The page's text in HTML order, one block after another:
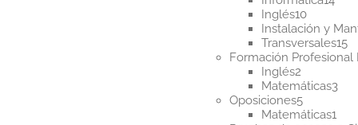
Inglés1010
Instalación y
Transversales1515
Formación Profesional
Inglés2
productos
Matemáticas33
Oposiciones55
productos
Matemáticas1